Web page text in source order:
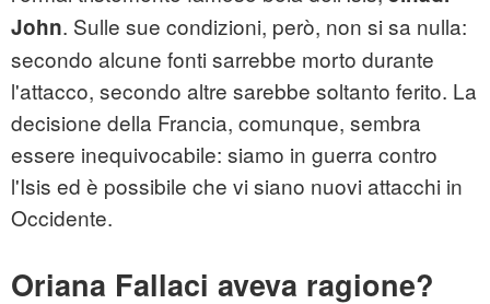
John. Sulle sue condizioni, però, non si sa nulla:
secondo alcune fonti sarrebbe morto durante
l'attacco, secondo altre sarebbe soltanto ferito. La
decisione della Francia, comunque, sembra
essere inequivocabile: siamo in guerra contro
l'Isis ed è possibile che vi siano nuovi attacchi in
Occidente.
Oriana Fallaci aveva ragione?